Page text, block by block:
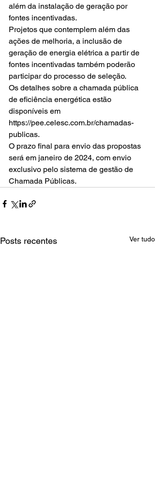
além da instalação de geração por
fontes incentivadas.
Projetos que contemplem além das
ações de melhoria, a inclusão de
geração de energia elétrica a partir de
fontes incentivadas também poderão
participar do processo de seleção.
Os detalhes sobre a chamada pública
de eficiência energética estão
disponíveis em
https://pee.celesc.com.br/chamadas-
publicas.
O prazo final para envio das propostas
será em janeiro de 2024, com envio
exclusivo pelo sistema de gestão de
Chamada Públicas.
Posts recentes Ver tudo